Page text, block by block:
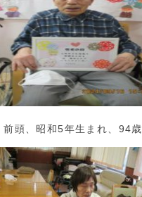
前頭、昭和5年生まれ、94歳